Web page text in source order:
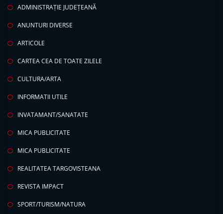
ADMINISTRAȚIE JUDEȚEANĂ
ANUNTURI DIVERSE
ARTICOLE
CARTEA CEA DE TOATE ZILELE
CULTURA/ARTA
INFORMATII UTILE
INVATAMANT/SANATATE
MICA PUBLICITATE
MICA PUBLICITATE
REALITATEA TARGOVISTEANA
REVISTA IMPACT
SPORT/TURISM/NATURA